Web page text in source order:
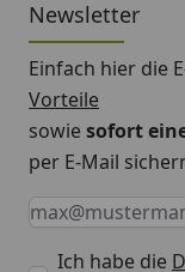
Newsletter
Einfach hier die
Vorteile
sowiesofort
per E-Mail
Keine Eingabe
Eingabe
E-Mail *
Ich habe die